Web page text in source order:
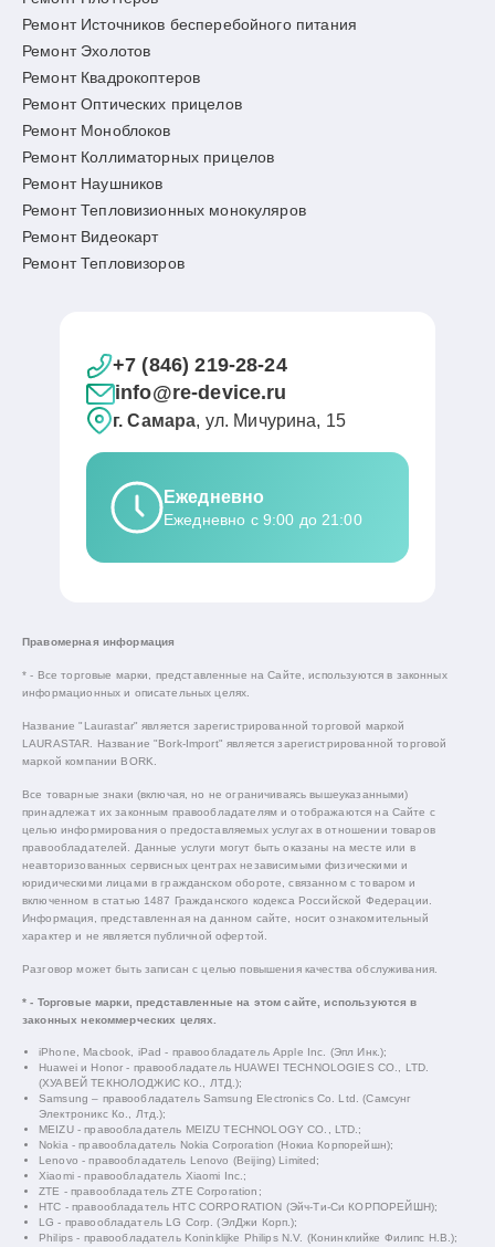
Ремонт Источников бесперебойного питания
Ремонт Эхолотов
Ремонт Квадрокоптеров
Ремонт Оптических прицелов
Ремонт Моноблоков
Ремонт Коллиматорных прицелов
Ремонт Наушников
Ремонт Тепловизионных монокуляров
Ремонт Видеокарт
Ремонт Тепловизоров
+7 (846) 219-28-24
info@re-device.ru
г. Самара, ул. Мичурина, 15
Ежедневно
Ежедневно с 9:00 до 21:00
Правомерная информация
* - Все торговые марки, представленные на Сайте, используются в законных
информационных и описательных целях.
Название "Laurastar" является зарегистрированной торговой маркой
LAURASTAR. Название "Bork-Import" является зарегистрированной торговой
маркой компании BORK.
Все товарные знаки (включая, но не ограничиваясь вышеуказанными)
принадлежат их законным правообладателям и отображаются на Сайте с
целью информирования о предоставляемых услугах в отношении товаров
правообладателей. Данные услуги могут быть оказаны на месте или в
неавторизованных сервисных центрах независимыми физическими и
юридическими лицами в гражданском обороте, связанном с товаром и
включенном в статью 1487 Гражданского кодекса Российской Федерации.
Информация, представленная на данном сайте, носит ознакомительный
характер и не является публичной офертой.
Разговор может быть записан с целью повышения качества обслуживания.
* - Торговые марки, представленные на этом сайте, используются в
законных некоммерческих целях.
iPhone, Macbook, iPad - правообладатель Apple Inc. (Эпл Инк.);
Huawei и Honor - правообладатель HUAWEI TECHNOLOGIES CO., LTD.
(ХУАВЕЙ ТЕКНОЛОДЖИС КО., ЛТД.);
Samsung – правообладатель Samsung Electronics Co. Ltd. (Самсунг
Электроникс Ко., Лтд.);
MEIZU - правообладатель MEIZU TECHNOLOGY CO., LTD.;
Nokia - правообладатель Nokia Corporation (Нокиа Корпорейшн);
Lenovo - правообладатель Lenovo (Beijing) Limited;
Xiaomi - правообладатель Xiaomi Inc.;
ZTE - правообладатель ZTE Corporation;
HTC - правообладатель HTC CORPORATION (Эйч-Ти-Си КОРПОРЕЙШН);
LG - правообладатель LG Corp. (ЭлДжи Корп.);
Philips - правообладатель Koninklijke Philips N.V. (Конинклийке Филипс Н.В.);